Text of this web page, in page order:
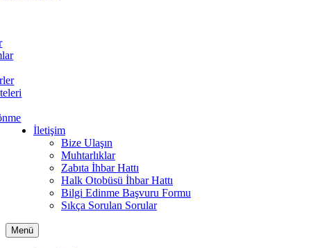
İletişim
Bize Ulaşın
Muhtarlıklar
Zabıta İhbar Hattı
Halk Otobüsü İhbar Hattı
Bilgi Edinme Başvuru Formu
Sıkça Sorulan Sorular
Menü